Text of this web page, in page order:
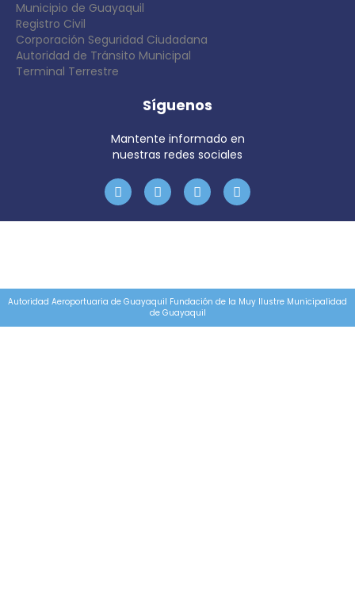
Municipio de Guayaquil
Registro Civil
Corporación Seguridad Ciudadana
Autoridad de Tránsito Municipal
Terminal Terrestre
Síguenos
Mantente informado en
nuestras redes sociales
Autoridad Aeroportuaria de Guayaquil Fundación de la Muy Ilustre Municipalidad
de Guayaquil